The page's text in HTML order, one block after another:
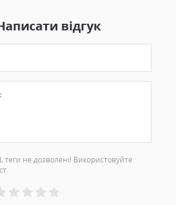
відгук
теги не дозволені! Використовуйте